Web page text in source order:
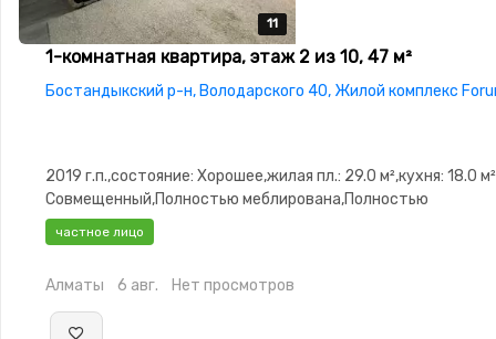
11
11
11
11
11
1-комнатная квартира, этаж 2 из 10, 47 м²
Бостандыкский р-н, Володарского 40, Жилой комплекс
2019 г.п.,состояние: Хорошее,жилая пл.: 29.0 м²,кухня: 18.0
Совмещенный,Полностью меблирована,Полностью
меблирована,Охрана,Домофон,Кодовый
замок,Сигнализация,Видеодомофон,Неугловая
частное лицо
Алматы 6 авг. Нет просмотров